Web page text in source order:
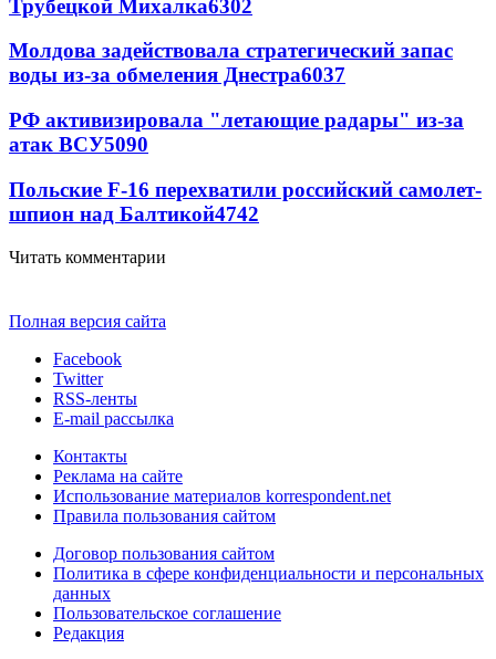
Трубецкой Михалка6302
Молдова задействовала стратегический запас
воды из-за обмеления Днестра6037
РФ активизировала "летающие радары" из-за
атак ВСУ5090
Польские F-16 перехватили российский самолет-
шпион над Балтикой4742
Читать комментарии
Полная версия сайта
Facebook
Twitter
RSS-ленты
E-mail рассылка
Контакты
Реклама на сайте
Использование материалов korrespondent.net
Правила пользования сайтом
Договор пользования сайтом
Политика в сфере конфиденциальности и персональных
данных
Пользовательское соглашение
Редакция